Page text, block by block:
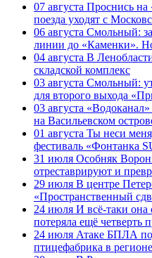
07 августа Проснись на
поезда уходят с
06 августа Смольный:
линии до «Каменки».
04 августа В
складской комплекс
03 августа Смольный:
для второго выхода
03 августа
на Васильевском
01 августа Ты неси
фестиваль «Фонтанка
31 июля Особняк
отреставрируют и
29 июля В центре
«Пространственный
24 июля И всё-таки она
потеряла ещё четверть
24 июля Атаке БПЛА
птицефабрика в регионе